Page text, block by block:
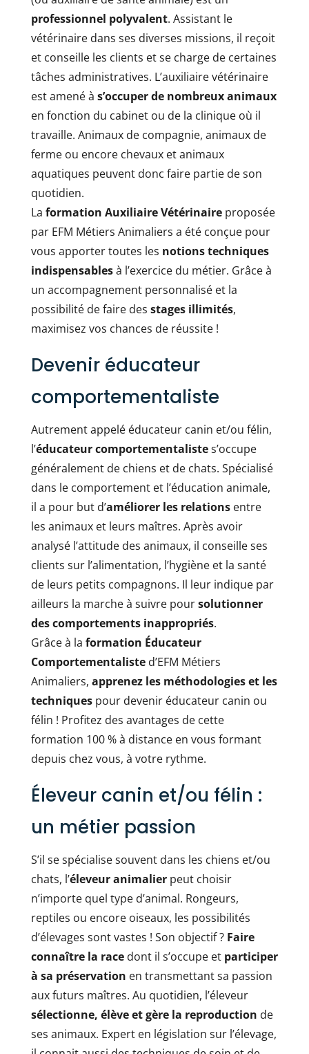
professionnel polyvalent. Assistant le
vétérinaire dans ses diverses missions, il reçoit
et conseille les clients et se charge de certaines
tâches administratives. L’auxiliaire vétérinaire
est amené à s’occuper de nombreux animaux
en fonction du cabinet ou de la clinique où il
travaille. Animaux de compagnie, animaux de
ferme ou encore chevaux et animaux
aquatiques peuvent donc faire partie de son
quotidien.
La formation Auxiliaire Vétérinaireproposée
par EFM Métiers Animaliers a été conçue pour
vous apporter toutes les notions techniques
indispensablesà l’exercice du métier. Grâce à
un accompagnement personnalisé et la
possibilité de faire des stages illimités,
maximisez vos chances de réussite !
Devenir éducateur
comportementaliste
Autrement appelé éducateur canin et/ou félin,
l’éducateur comportementalistes’occupe
généralement de chiens et de chats. Spécialisé
dans le comportement et l’éducation animale,
il a pour but d’améliorer les relationsentre
les animaux et leurs maîtres. Après avoir
analysé l’attitude des animaux, il conseille ses
clients sur l’alimentation, l’hygiène et la santé
de leurs petits compagnons. Il leur indique par
ailleurs la marche à suivre poursolutionner
des comportements inappropriés.
Grâce à la formation Éducateur
Comportementalisted’EFM Métiers
Animaliers, apprenez les méthodologies et les
techniquespour devenir éducateur canin ou
félin ! Profitez des avantages de cette
formation 100 % à distance en vous formant
depuis chez vous, à votre rythme.
Éleveur canin et/ou félin :
un métier passion
S’il se spécialise souvent dans les chiens et/ou
chats, l’éleveur animalierpeut choisir
n’importe quel type d’animal. Rongeurs,
reptiles ou encore oiseaux, les possibilités
d’élevages sont vastes ! Son objectif ? Faire
connaître la racedont il s’occupe et participer
à sa préservation en transmettant sa passion
aux futurs maîtres. Au quotidien, l’éleveur
sélectionne, élève et gère la reproduction de
ses animaux. Expert en législation sur l’élevage,